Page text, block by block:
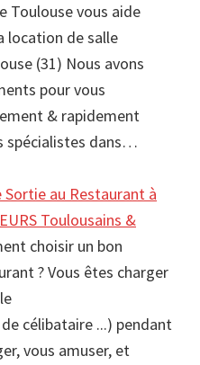
Toulouse vous aide
location de salle
(31) Nous avons
pour vous
& rapidement
spécialistes dans…
au Restaurant à
Toulousains &
choisir un bon
? Vous êtes charger
célibataire ...) pendant
vous amuser, et